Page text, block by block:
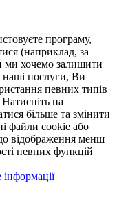
програму,
(наприклад, за
ми хочемо залишити
наші послуги, Ви
певних типів
на
більше та змінити
файли cookie або
відображення менш
певних функцій
інформації